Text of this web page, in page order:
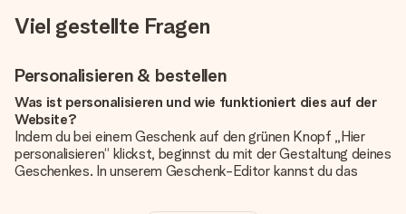
Viel gestellte Fragen
Personalisieren & bestellen
Was ist personalisieren und wie funktioniert dies auf der
Website?
Indem du bei einem Geschenk auf den grünen Knopf „Hier
personalisieren“ klickst, beginnst du mit der Gestaltung deines
Geschenkes. In unserem Geschenk-Editor kannst du das